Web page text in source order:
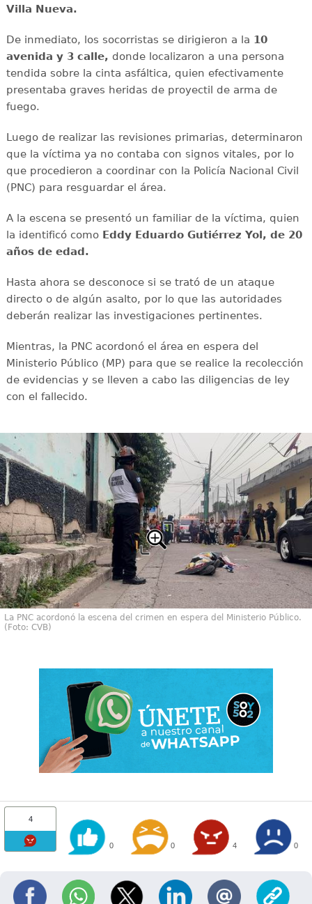
Villa Nueva.
De inmediato, los socorristas se dirigieron a la 10
avenida y 3 calle, donde localizaron a una persona
tendida sobre la cinta asfáltica, quien efectivamente
presentaba graves heridas de proyectil de arma de
fuego.
Luego de realizar las revisiones primarias, determinaron
que la víctima ya no contaba con signos vitales, por lo
que procedieron a coordinar con la Policía Nacional Civil
(PNC) para resguardar el área.
A la escena se presentó un familiar de la víctima, quien
la identificó como Eddy Eduardo Gutiérrez Yol, de 20
años de edad.
Hasta ahora se desconoce si se trató de un ataque
directo o de algún asalto, por lo que las autoridades
deberán realizar las investigaciones pertinentes.
Mientras, la PNC acordonó el área en espera del
Ministerio Público (MP) para que se realice la recolección
de evidencias y se lleven a cabo las diligencias de ley
con el fallecido.
La PNC acordonó la escena del crimen en espera del Ministerio Público.
(Foto: CVB)
4
0 0 4 0